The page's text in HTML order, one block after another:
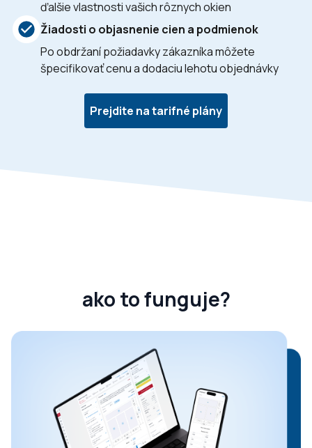
ďalšie vlastnosti vašich rôznych okien
Žiadosti o objasnenie cien a podmienok
Po obdržaní požiadavky zákazníka môžete
špecifikovať cenu a dodaciu lehotu objednávky
Prejdite na tarifné plány
ako to funguje?